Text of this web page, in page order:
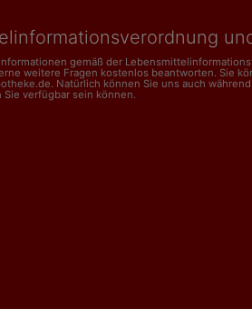
gemäß der
weitere Fragen kostenlos beantworten. Sie
Natürlich können Sie uns auch
Sie verfügbar sein können.